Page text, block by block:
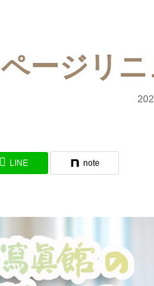
ージリ
LINE note